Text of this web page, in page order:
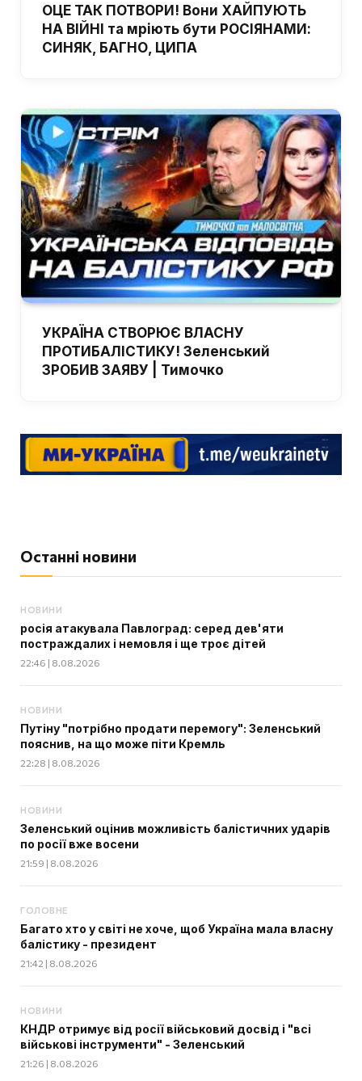
ОЦЕ ТАК ПОТВОРИ! Вони ХАЙПУЮТЬ
НА ВІЙНІ та мріють бути РОСІЯНАМИ:
СИНЯК, БАГНО, ЦИПА
УКРАЇНА СТВОРЮЄ ВЛАСНУ
ПРОТИБАЛІСТИКУ! Зеленський
ЗРОБИВ ЗАЯВУ | Тимочко
Останні новини
НОВИНИ
росія атакувала Павлоград: серед дев'яти
постраждалих і немовля і ще троє дітей
22:46 | 8.08.2026
НОВИНИ
Путіну "потрібно продати перемогу": Зеленський
пояснив, на що може піти Кремль
22:28 | 8.08.2026
НОВИНИ
Зеленський оцінив можливість балістичних ударів
по росії вже восени
21:59 | 8.08.2026
ГОЛОВНЕ
Багато хто у світі не хоче, щоб Україна мала власну
балістику - президент
21:42 | 8.08.2026
НОВИНИ
КНДР отримує від росії військовий досвід і "всі
військові інструменти" - Зеленський
21:26 | 8.08.2026